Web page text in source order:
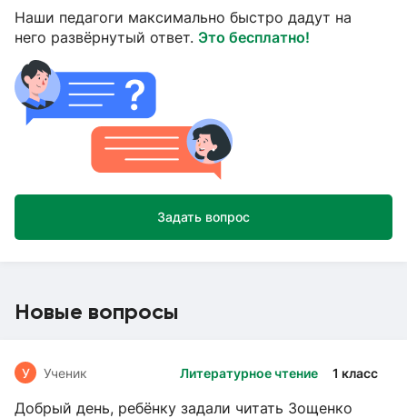
Наши педагоги максимально быстро дадут на
него развёрнутый ответ. Это бесплатно!
Задать вопрос
Новые вопросы
Литературное чтение 1 класс
У Ученик
Добрый день, ребёнку задали читать Зощенко